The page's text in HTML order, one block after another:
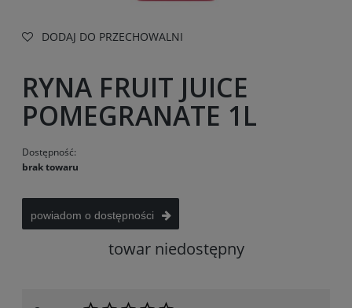
DODAJ DO PRZECHOWALNI
RYNA FRUIT JUICE
POMEGRANATE 1L
Dostępność:
brak towaru
powiadom o dostępności
towar niedostępny